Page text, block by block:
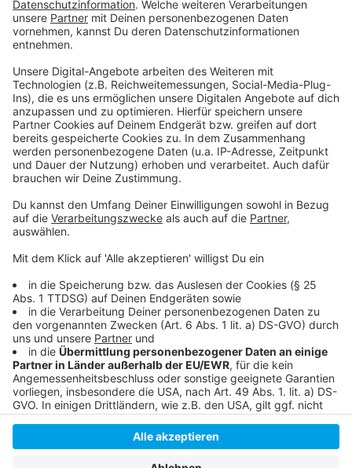
Anzeige
Weitere Infos und Links zum Thema:
Anzeige
Ausführliche Mitteilung der Stadt Düsseldorf
Kritik an der Umrüstung der Gaslaternen
Teststrecke: Erste Gaslaternen in Eller umgerüstet
Anzeige
Anzeige